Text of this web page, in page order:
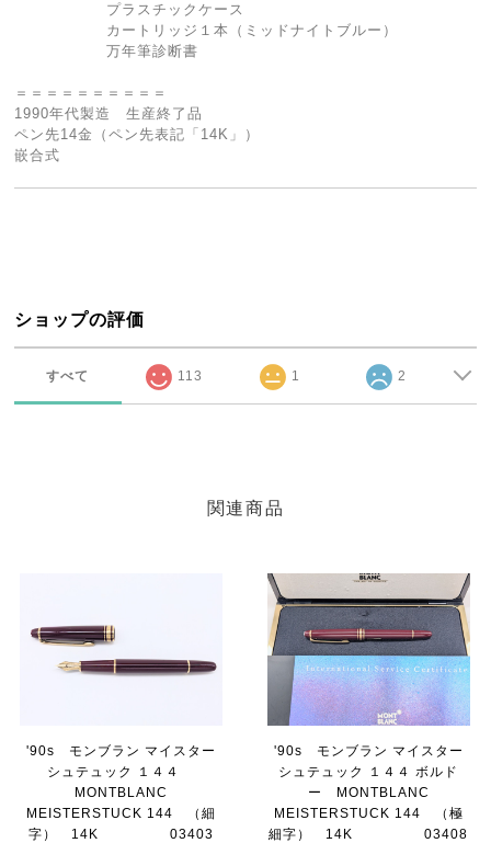
プラスチックケース
カートリッジ１本（ミッドナイトブルー）
万年筆診断書
＝＝＝＝＝＝＝＝＝＝
1990年代製造 生産終了品
ペン先14金（ペン先表記「14K」）
嵌合式
ショップの評価
すべて 113 1 2
関連商品
'90s モンブラン マイスター
シュテュック １４４
MONTBLANC
MEISTERSTUCK 144 （細
字） 14K 03403
'90s モンブラン マイスター
シュテュック １４４ ボルド
ー MONTBLANC
MEISTERSTUCK 144 （極
細字） 14K 03408